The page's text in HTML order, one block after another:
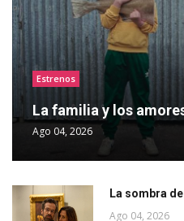
Estrenos
La familia y los
Ago 04, 2026
La sombra
Ago 04, 2026